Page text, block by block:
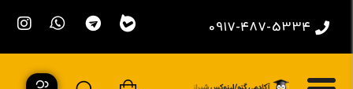
0917-487-5334